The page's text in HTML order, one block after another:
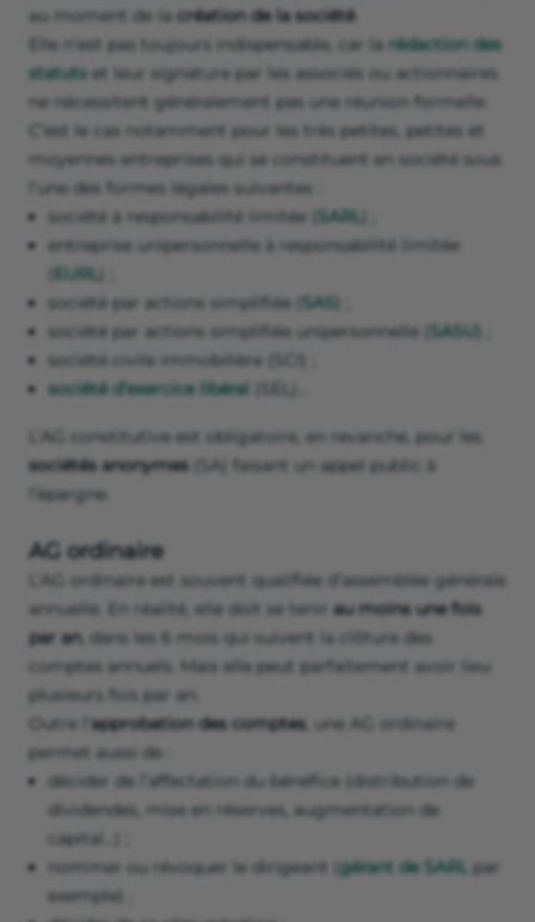
au moment de la création de la société.
Elle n’est pas toujours indispensable, car la rédaction des
statuts et leur signature par les associés ou actionnaires
ne nécessitent généralement pas une réunion formelle.
C’est le cas notamment pour les très petites, petites et
moyennes entreprises qui se constituent en société sous
l’une des formes légales suivantes :
société à responsabilité limitée (
SARL) ;
entreprise unipersonnelle à responsabilité limitée
EURL) ;
société par actions simplifiée (
SAS
société par actions simplifiée unipersonnelle (
SASU
société civile immobilière (SCI) ;
société d’exercice libéral
L’AG constitutive est obligatoire, en revanche, pour les
sociétés anonymes (SA) faisant un appel public à
l’épargne.
AG ordinaire
L’AG ordinaire est souvent qualifiée d’assemblée générale
annuelle. En réalité, elle doit se tenir au moins une fois
par an, dans les 6 mois qui suivent la clôture des
comptes annuels. Mais elle peut parfaitement avoir lieu
plusieurs fois par an.
Outre l’ approbation des comptes, une AG ordinaire
permet aussi de :
décider de l’affectation du bénéfice (distribution de
dividendes, mise en réserves, augmentation de
capital…) ;
nommer ou révoquer le dirigeant (gérant de SARL par
exemple) ;